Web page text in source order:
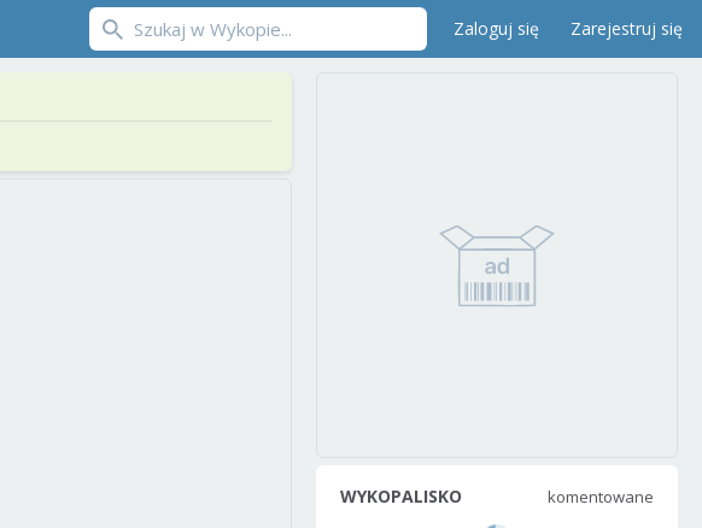
Zaloguj się Zarejestruj się
WYKOPALISKO komentowane